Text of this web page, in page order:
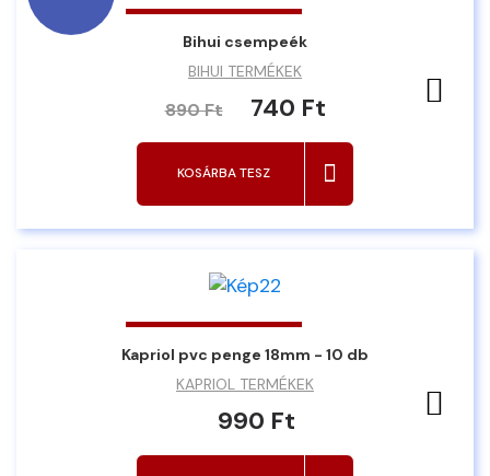
Bihui csempeék
BIHUI TERMÉKEK
890 Ft 740 Ft
KOSÁRBA TESZ
Kapriol pvc penge 18mm - 10 db
KAPRIOL TERMÉKEK
990 Ft